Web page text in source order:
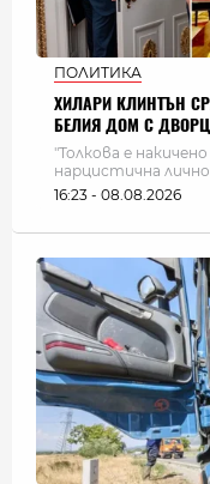
ПОЛИТИКА
ХИЛАРИ КЛИНТЪН
БЕЛИЯ ДОМ С
"Толкова е
нарцистична
16:23 - 08.08.2026